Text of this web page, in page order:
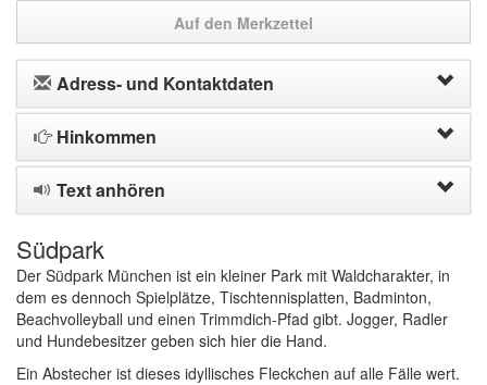
Auf den Merkzettel
Adress- und Kontaktdaten
Hinkommen
Text anhören
Südpark
Der Südpark München ist ein kleiner Park mit Waldcharakter, in
dem es dennoch Spielplätze, Tischtennisplatten, Badminton,
Beachvolleyball und einen Trimmdich-Pfad gibt. Jogger, Radler
und Hundebesitzer geben sich hier die Hand.
Ein Abstecher ist dieses idyllisches Fleckchen auf alle Fälle wert.